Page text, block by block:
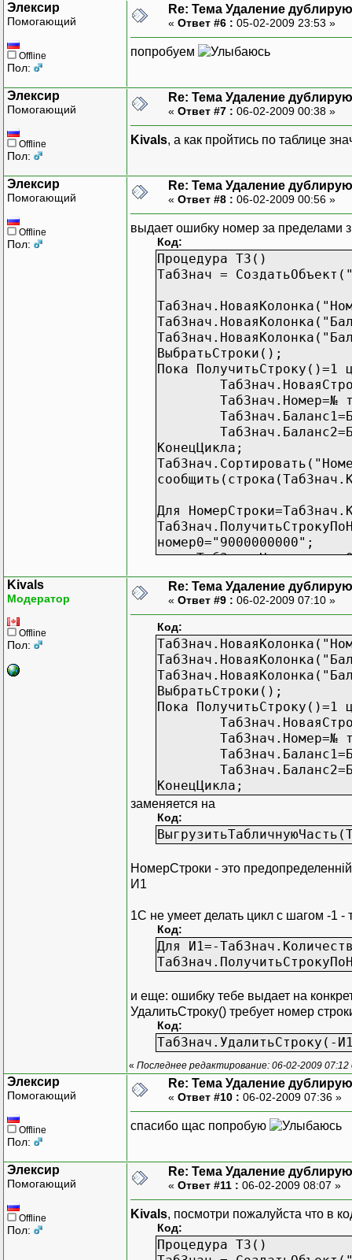
Элексир
Помогающий
Offline
Пол:
Re: Тема Удаление
« Ответ #6 : 05-02-2009 23:53 »
попробуем
Элексир
Помогающий
Offline
Пол:
Re: Тема Удаление
« Ответ #7 : 06-02-2009 00:38 »
Kivals, а как пройтись по таблице
Элексир
Помогающий
Offline
Пол:
Re: Тема Удаление
« Ответ #8 : 06-02-2009 00:56 »
выдает ошибку номер за пределами
Код:
Процедура ТЗ()
ТабЗнач =
ВыбратьСтроки();
Пока ПолучитьСтроку()=1
ТабЗнач.Номер=№
КонецЦикла;
Для
номер0="9000000000";
если
ТабЗнач.УдалитьСтроку();
КонецЦикла;
КонецПроцедуры
Kivals
Модератор
Offline
Пол:
Re: Тема Удаление
« Ответ #9 : 06-02-2009 07:10 »
Код:
ВыбратьСтроки();
Пока ПолучитьСтроку()=1
ТабЗнач.Номер=№
КонецЦикла;
заменяется на
Код:
НомерСтроки - это
И1
1С не умеет делать цикл с шагом -1 -
Код:
Для И1=-
и еще: ошибку тебе выдает на
УдалитьСтроку() требует номер
Код:
ТабЗнач.УдалитьСтроку(-
« Последнее редактирование: 06-02-2009
Элексир
Помогающий
Offline
Пол:
Re: Тема Удаление
« Ответ #10 : 06-02-2009 07:36 »
спасибо щас попробую
Элексир
Помогающий
Offline
Пол:
Re: Тема Удаление
« Ответ #11 : 06-02-2009 08:07 »
Kivals, посмотри пожалуйста что в
Код:
Процедура ТЗ()